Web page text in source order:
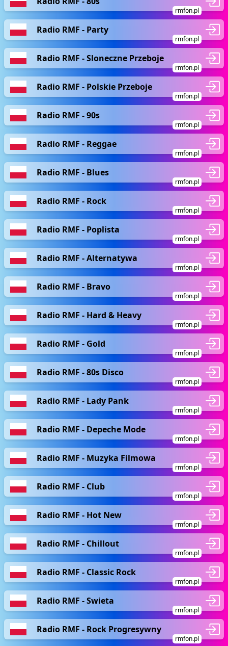
rmfon.pl
Radio RMF - Party
rmfon.pl
Radio RMF - Sloneczne Przeboje
rmfon.pl
Radio RMF - Polskie Przeboje
rmfon.pl
Radio RMF - 90s
rmfon.pl
Radio RMF - Reggae
rmfon.pl
Radio RMF - Blues
rmfon.pl
Radio RMF - Rock
rmfon.pl
Radio RMF - Poplista
rmfon.pl
Radio RMF - Alternatywa
rmfon.pl
Radio RMF - Bravo
rmfon.pl
Radio RMF - Hard & Heavy
rmfon.pl
Radio RMF - Gold
rmfon.pl
Radio RMF - 80s Disco
rmfon.pl
Radio RMF - Lady Pank
rmfon.pl
Radio RMF - Depeche Mode
rmfon.pl
Radio RMF - Muzyka Filmowa
rmfon.pl
Radio RMF - Club
rmfon.pl
Radio RMF - Hot New
rmfon.pl
Radio RMF - Chillout
rmfon.pl
Radio RMF - Classic Rock
rmfon.pl
Radio RMF - Swieta
rmfon.pl
Radio RMF - Rock Progresywny
rmfon.pl